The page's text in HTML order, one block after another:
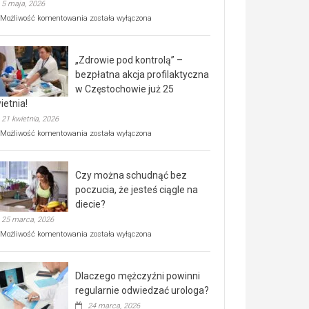
5 maja, 2026
Możliwość komentowania Rusza
rehabilitacji
dla
seniorów!
została wyłączona
„Zdrowie pod kontrolą” –
bezpłatna akcja profilaktyczna
w Częstochowie już 25
21 kwietnia, 2026
Możliwość komentowania „Zdrowie
bezpłatna
akcja
profilaktyczna
w
już
kwietnia!
została wyłączona
Czy można schudnąć bez
poczucia, że jesteś ciągle na
diecie?
25 marca, 2026
Możliwość komentowania Czy
poczucia,
że
została wyłączona
Dlaczego mężczyźni powinni
regularnie odwiedzać urologa?
24 marca, 2026